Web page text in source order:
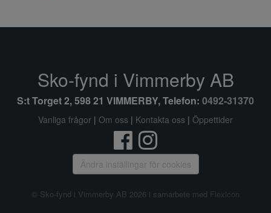
Sko-fynd i Vimmerby AB
S:t Torget 2, 598 21 VIMMERBY, Telefon: 0492-31370
Vanliga frågor | Om oss | Kontakta oss | Öppettider
Ändra inställingar för cookies
© Sko-fynd i Vimmerby AB 2026 i samarbete med Flexicon